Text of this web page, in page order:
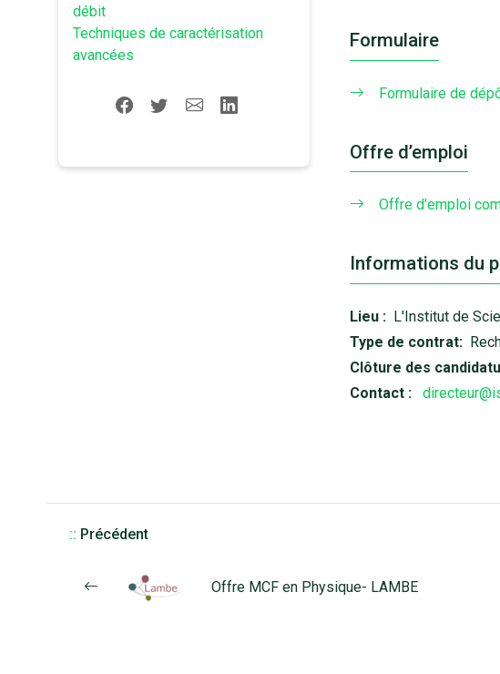
débit
Techniques de caractérisation
avancées
Formulaire
Formulaire de
Offre d’emploi
Offre d'emploi
Informations du
Lieu : L'Institut de
Type de contrat:
Clôture des
Contact :
:: Précédent
Offre MCF en Physique- LAMBE